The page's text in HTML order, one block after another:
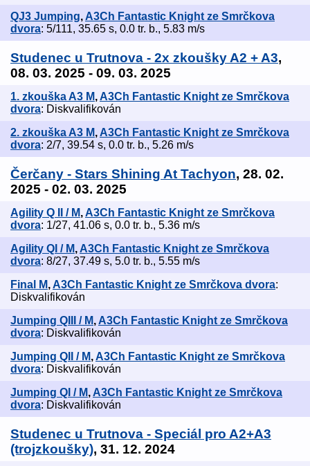
QJ3 Jumping, A3Ch Fantastic Knight ze Smrčkova
dvora: 5/111, 35.65 s, 0.0 tr. b., 5.83 m/s
Studenec u Trutnova - 2x zkoušky A2 + A3,
08. 03. 2025 - 09. 03. 2025
1. zkouška A3 M,A3Ch Fantastic Knight ze Smrčkova
dvora: Diskvalifikován
2. zkouška A3 M, A3Ch Fantastic Knight ze Smrčkova
dvora: 2/7, 39.54 s, 0.0 tr. b., 5.26 m/s
Čerčany - Stars Shining At Tachyon, 28. 02.
2025 - 02. 03. 2025
Agility Q II / M,A3Ch Fantastic Knight ze Smrčkova
dvora: 1/27, 41.06 s, 0.0 tr. b., 5.36 m/s
Agility QI / M, A3Ch Fantastic Knight ze Smrčkova
dvora: 8/27, 37.49 s, 5.0 tr. b., 5.55 m/s
Final M,A3Ch Fantastic Knight ze Smrčkova dvora:
Diskvalifikován
Jumping QIII / M, A3Ch Fantastic Knight ze Smrčkova
dvora: Diskvalifikován
Jumping QII / M,A3Ch Fantastic Knight ze Smrčkova
dvora: Diskvalifikován
Jumping QI / M, A3Ch Fantastic Knight ze Smrčkova
dvora: Diskvalifikován
Studenec u Trutnova - Speciál pro A2+A3
(trojzkoušky), 31. 12. 2024